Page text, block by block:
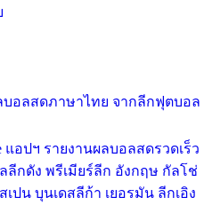
ลบอลสดภาษาไทย จากลีกฟุตบอล
แอปฯ รายงานผลบอลสดรวดเร็ว
กดัง พรีเมียร์ลีก อังกฤษ กัลโช่
เปน บุนเดสลีก้า เยอรมัน ลีกเอิง